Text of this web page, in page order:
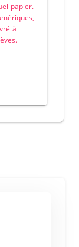
papier.
à